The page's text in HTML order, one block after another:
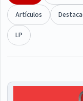
Artículos
LP
Articles